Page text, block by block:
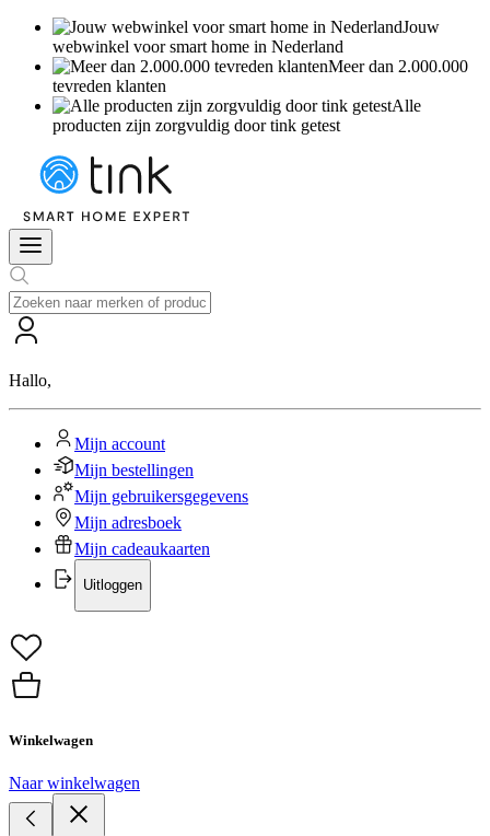
Jouw
webwinkel voor smart home in Nederland
Meer dan 2.000.000
tevreden klanten
Alle
producten zijn zorgvuldig door tink getest
Hallo,
Mijn account
Mijn bestellingen
Mijn gebruikersgegevens
Mijn adresboek
Mijn cadeaukaarten
Uitloggen
Winkelwagen
Naar winkelwagen